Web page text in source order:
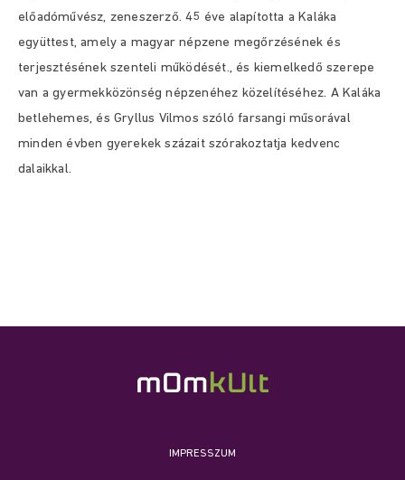
előadóművész, zeneszerző. 45 éve alapította a Kaláka
együttest, amely a magyar népzene megőrzésének és
terjesztésének szenteli működését., és kiemelkedő szerepe
van a gyermekközönség népzenéhez közelítéséhez. A Kaláka
betlehemes, és Gryllus Vilmos szóló farsangi műsorával
minden évben gyerekek százait szórakoztatja kedvenc
dalaikkal.
IMPRESSZUM